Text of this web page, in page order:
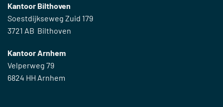
Kantoor Bilthoven
Soestdijkseweg Zuid 179
3721 AB Bilthoven
Kantoor Arnhem
Velperweg 79
6824 HH Arnhem